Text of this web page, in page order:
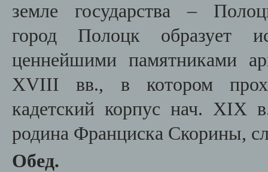
земле государства –
город
Полоцк
образует
ценнейшими памятниками
XVIII вв., в котором
кадетский корпус нач. XIX
родина Франциска Скорины,
Обед.